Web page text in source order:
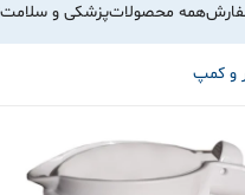
همه محصولاتپزشکی و سلامت
و کمپ